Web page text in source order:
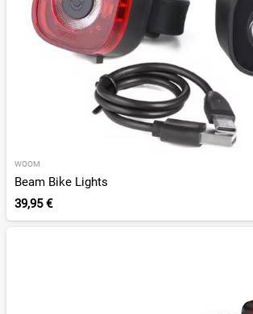
WOOM
Beam Bike Lights
39,95 €